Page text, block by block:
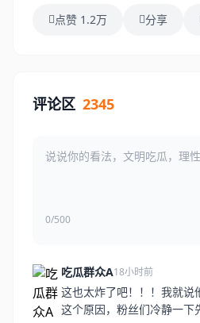
点赞 1.2万 分享
评论区 2345
0/500
吃瓜群众A18小时前
这也太炸了吧！！！我就说
这个原因，粉丝们冷静一下